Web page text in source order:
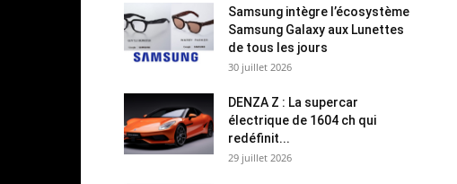
Samsung intègre l’écosystème
Samsung Galaxy aux Lunettes
de tous les jours
30 juillet 2026
DENZA Z : La supercar
électrique de 1604 ch qui
redéfinit...
29 juillet 2026